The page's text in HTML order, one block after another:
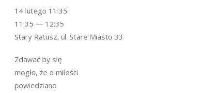
Zdawać by się
mogło, że o miłości
powiedziano
14 lutego 11:35
11:35 — 12:35
Stary Ratusz, ul. Stare Miasto 33